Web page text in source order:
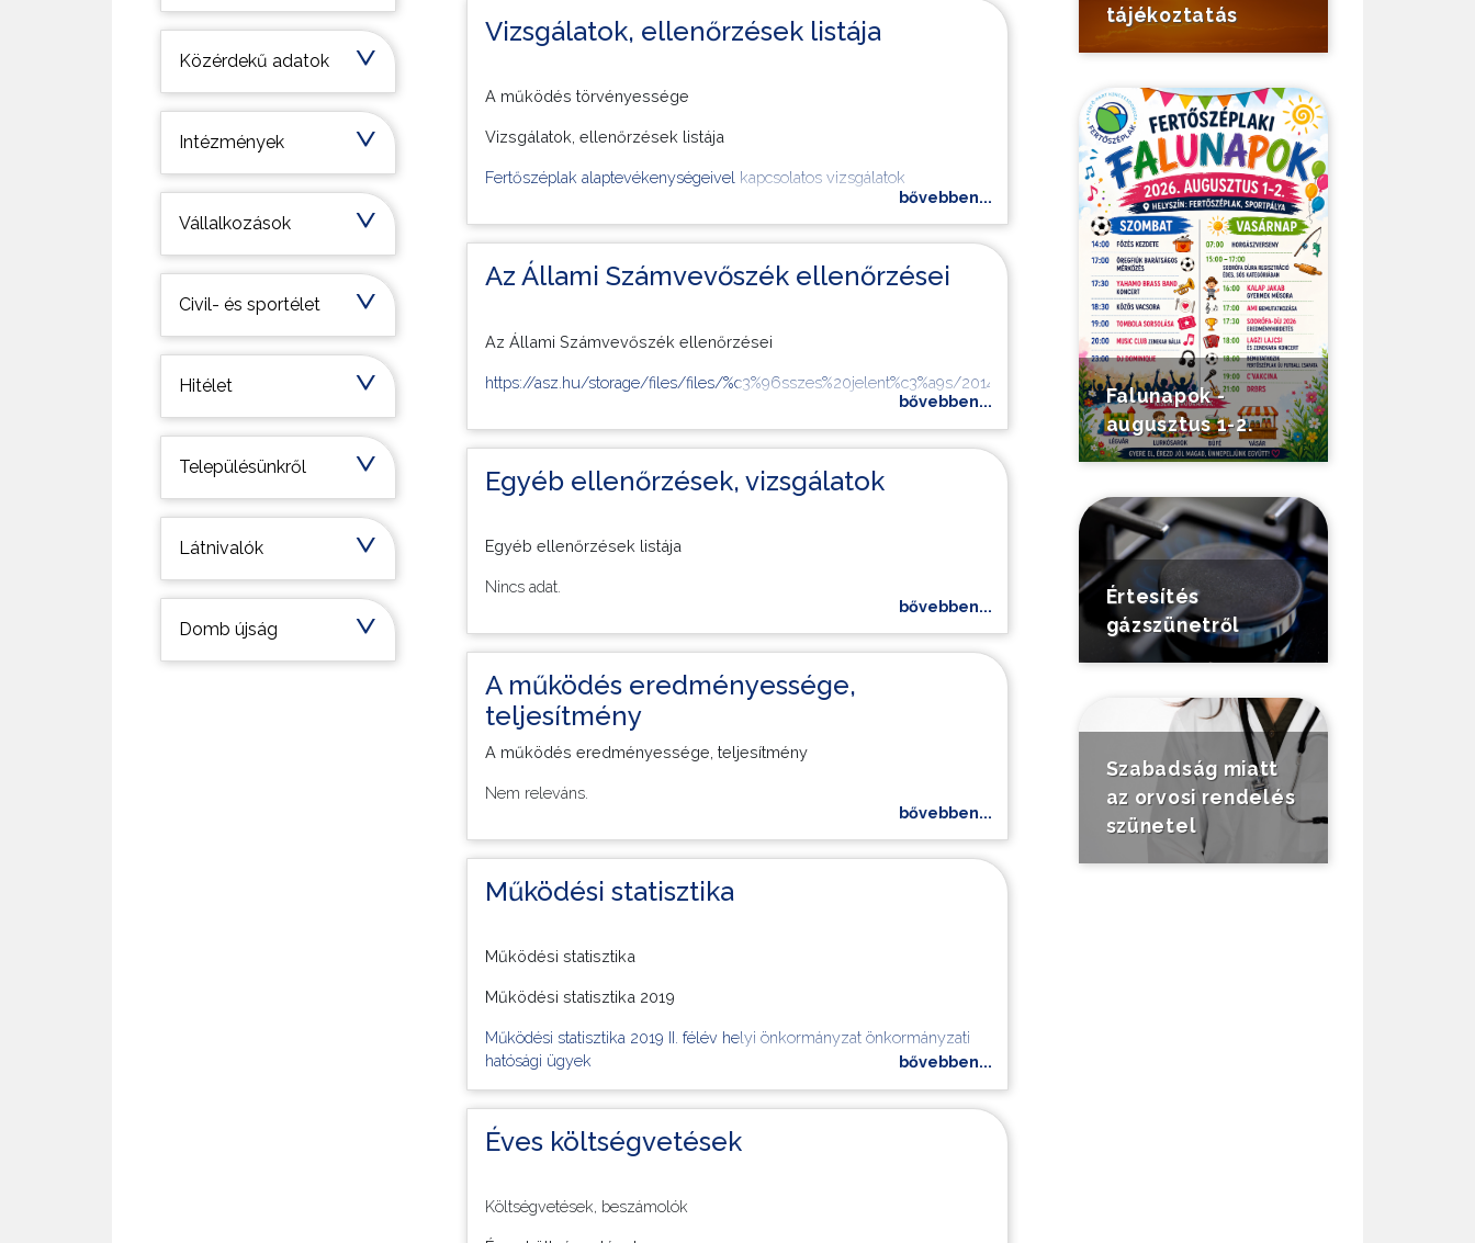
Közérdekű adatok
Intézmények
Vállalkozások
Civil- és sportélet
Hitélet
Településünkről
Látnivalók
Domb újság
Vizsgálatok, ellenőrzések listája
A működés törvényessége
Vizsgálatok, ellenőrzések listája
Fertőszéplak alaptevékenységeivel kapcsolatos vizsgálatok
bővebben...
Az Állami Számvevőszék ellenőrzései
Az Állami Számvevőszék ellenőrzései
https://asz.hu/storage/files/files/%c3%96sszes%20jelent%c3%a9s/2014/14073j000.pdf
bővebben...
Egyéb ellenőrzések, vizsgálatok
Egyéb ellenőrzések listája
Nincs adat.
bővebben...
A működés eredményessége,
teljesítmény
A működés eredményessége, teljesítmény
Nem releváns.
bővebben...
Működési statisztika
Működési statisztika
Működési statisztika 2019
Működési statisztika 2019 II. félév helyi önkormányzat önkormányzati
hatósági ügyek
hatósági ügyek
bővebben...
Éves költségvetések
Költségvetések, beszámolók
tájékoztatás
Falunapok -
augusztus 1-2.
Értesítés
gázszünetről
Szabadság miatt
az orvosi rendelés
szünetel